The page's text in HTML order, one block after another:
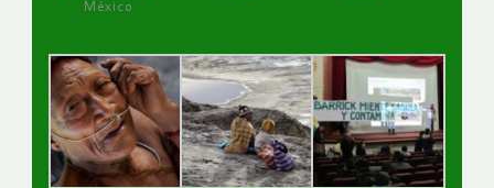
México